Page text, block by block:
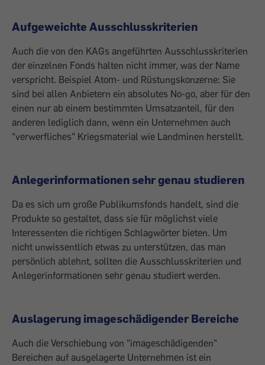
Aufgeweichte Ausschlusskriterien
Auch die von den KAGs angeführten Ausschlusskriterien
der einzelnen Fonds halten nicht immer, was der Name
verspricht. Beispiel Atom- und Rüstungskonzerne: Sie
sind bei allen Anbietern ein absolutes No-go, aber für den
einen nur ab einem bestimmten Umsatzanteil, für den
anderen lediglich dann, wenn ein Unternehmen auch
"verwerfliches" Kriegsmaterial wie Landminen herstellt.
Anlegerinformationen sehr genau studieren
Da es sich um große Publikumsfonds handelt, sind die
Produkte so gestaltet, dass sie für möglichst viele
Interessenten die ­richtigen Schlagwörter bieten. Um
nicht ­unwissentlich etwas zu unterstützen, das man
persönlich ablehnt, sollten die Ausschlusskriterien und
Anlegerinformationen sehr genau studiert werden.
Auslagerung imageschädigender Bereiche
Auch die Verschiebung von "imageschädigenden"
Bereichen auf ausgelagerte Unternehmen ist ein